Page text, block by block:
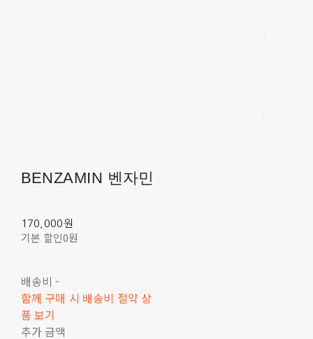
BENZAMIN 벤자민
170,000원
기본 할인0원
배송비 -
함께 구매 시 배송비 절약 상
품 보기
추가 금액